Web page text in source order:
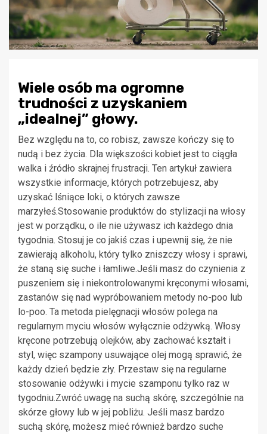
Wiele osób ma ogromne
trudności z uzyskaniem
„idealnej” głowy.
Bez względu na to, co robisz, zawsze kończy się to
nudą i bez życia. Dla większości kobiet jest to ciągła
walka i źródło skrajnej frustracji. Ten artykuł zawiera
wszystkie informacje, których potrzebujesz, aby
uzyskać lśniące loki, o których zawsze
marzyłeś.Stosowanie produktów do stylizacji na włosy
jest w porządku, o ile nie używasz ich każdego dnia
tygodnia. Stosuj je co jakiś czas i upewnij się, że nie
zawierają alkoholu, który tylko zniszczy włosy i sprawi,
że staną się suche i łamliwe.Jeśli masz do czynienia z
puszeniem się i niekontrolowanymi kręconymi włosami,
zastanów się nad wypróbowaniem metody no-poo lub
lo-poo. Ta metoda pielęgnacji włosów polega na
regularnym myciu włosów wyłącznie odżywką. Włosy
kręcone potrzebują olejków, aby zachować kształt i
styl, więc szampony usuwające olej mogą sprawić, że
każdy dzień będzie zły. Przestaw się na regularne
stosowanie odżywki i mycie szamponu tylko raz w
tygodniu.Zwróć uwagę na suchą skórę, szczególnie na
skórze głowy lub w jej pobliżu. Jeśli masz bardzo
suchą skórę, możesz mieć również bardzo suche